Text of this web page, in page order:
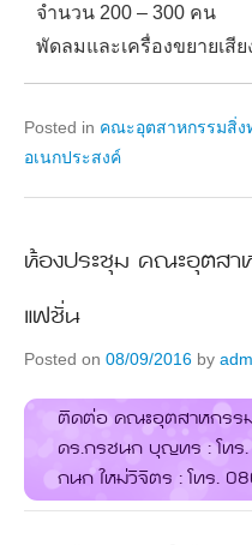
จำนวน 200 – 300 คน
พัดลมและเครื่องขยายเสีย
Posted in คณะอุตสาหกรรมสิ่
อเนกประสงค์
ห้องประชุม คณะอุตสา
แฟชั่น
Posted on 08/09/2016 by
ติดต่อ คณะอุตสาหกรร
ดร.กรชนก บุญทร : โทร
กนก ใหม่วิจิตร : โทร.